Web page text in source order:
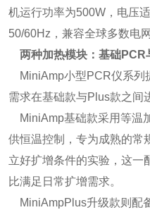
机运行功率为500W，电压
50/60Hz，兼容全球多数电网
两种加热模块：基础PCR
MiniAmp小型PCR仪系列
需求在基础款与Plus款之间
MiniAmp基础款采用等温
供恒温控制，专为成熟的常
立好扩增条件的实验，这一
比满足日常扩增需求。
MiniAmpPlus升级款则配